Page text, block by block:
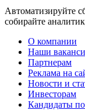
Автоматизируйте
собирайте
О компании
Наши
Партнерам
Реклама на
Новости и
Инвесторам
Кандидаты